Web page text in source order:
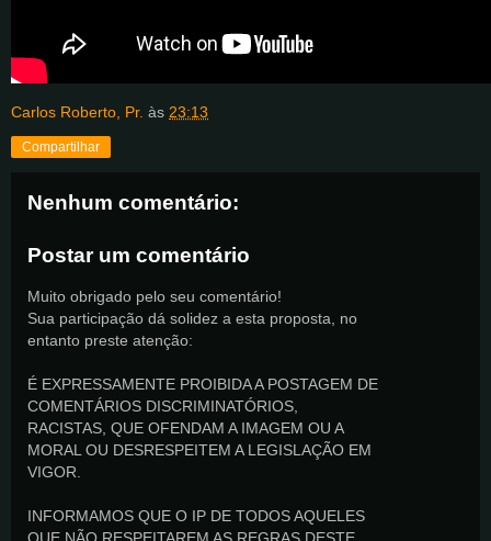
Carlos Roberto, Pr. às 23:13
Compartilhar
Nenhum comentário:
Postar um comentário
Muito obrigado pelo seu comentário!
Sua participação dá solidez a esta proposta, no
entanto preste atenção:
É EXPRESSAMENTE PROIBIDA A POSTAGEM DE
COMENTÁRIOS DISCRIMINATÓRIOS,
RACISTAS, QUE OFENDAM A IMAGEM OU A
MORAL OU DESRESPEITEM A LEGISLAÇÃO EM
VIGOR.
INFORMAMOS QUE O IP DE TODOS AQUELES